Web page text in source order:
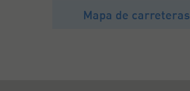
Mapa de carreteras